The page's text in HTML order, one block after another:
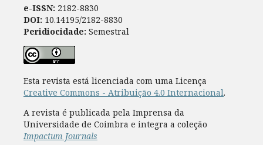
e-ISSN: 2182-8830
DOI: 10.14195/2182-8830
Peridiocidade: Semestral
Esta revista está licenciada com uma Licença
Creative Commons - Atribuição 4.0 Internacional.
A revista é publicada pela Imprensa da
Universidade de Coimbra e integra a coleção
Impactum Journals